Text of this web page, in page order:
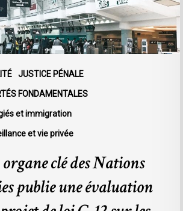
JUSTICE PÉNALE
FONDAMENTALES
et immigration
et vie privée
clé des Nations
publie une évaluation